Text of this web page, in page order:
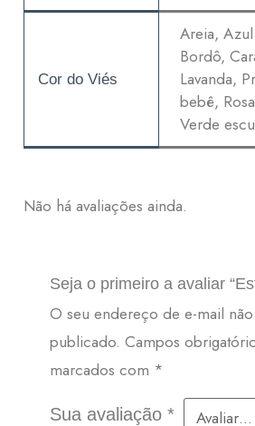
Cor do Viés
Areia,
Bordô,
Lavanda,
bebê,
Verde
Não há avaliações ainda.
Seja o primeiro a avaliar
O seu endereço de e-mail não
publicado. Campos
marcados com *
Sua avaliação *